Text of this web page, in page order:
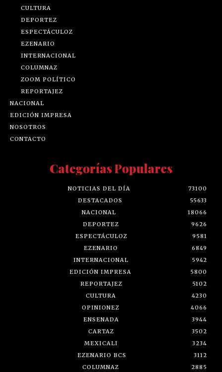
CULTURA
DEPORTEZ
ESPECTÁCULOZ
EZENARIO
INTERNACIONAL
COLUMNAZ
ZOOM POLÍTICO
REPORTAJEZ
NACIONAL
EDICIÓN IMPRESA
NOSOTROS
CONTACTO
Categorías Populares
NOTICIAS DEL DÍA
73100
DESTACADOS
55633
NACIONAL
18066
DEPORTEZ
9626
ESPECTÁCULOZ
9581
EZENARIO
6849
INTERNACIONAL
5942
EDICIÓN IMPRESA
5800
REPORTAJEZ
5102
CULTURA
4230
OPINIONEZ
4066
ENSENADA
3944
CARTAZ
3502
MEXICALI
3234
EZENARIO BCS
3112
COLUMNAZ
2885